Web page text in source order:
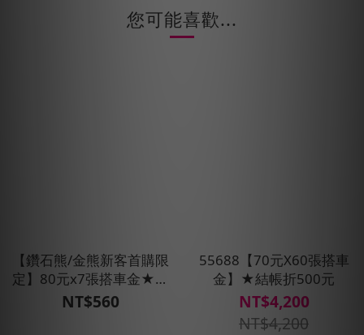
您可能喜歡...
【鑽石熊/金熊新客首購限
定】80元x7張搭車金★現
折100元
NT$560
55688【70元X60張搭車
金】★結帳折500元
NT$4,200
NT$4,200